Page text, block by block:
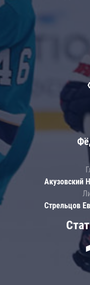
Акузовский
Стрельцов